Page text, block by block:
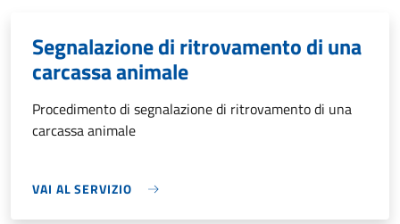
Segnalazione di ritrovamento di una
carcassa animale
Procedimento di segnalazione di ritrovamento di una
carcassa animale
VAI AL SERVIZIO